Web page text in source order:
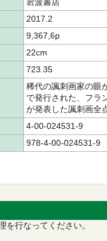
2017.2
9,367,6p
22cm
723.35
稀代の諷刺画家の眼
で発行された、フラ
が発表した諷刺画全
4-00-024531-9
978-4-00-024531-9
を行なってください。